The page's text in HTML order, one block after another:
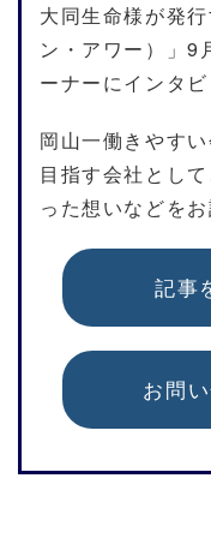
大同生命様が発
ン・アワー）」9
ーナーにインタ
岡山一働きやす
目指す会社とし
った想いなどを
記事
お問